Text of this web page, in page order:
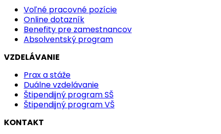
Voľné pracovné pozície
Online dotazník
Benefity pre zamestnancov
Absolventský program
VZDELÁVANIE
Prax a stáže
Duálne vzdelávanie
Štipendijný program SŠ
Štipendijný program VŠ
KONTAKT